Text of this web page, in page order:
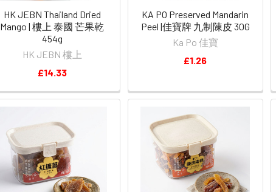
HK JEBN Thailand Dried
Mango | 樓上 泰國 芒果乾
454g
HK JEBN 樓上
£14.33
KA PO Preserved Mandarin
Peel |佳寶牌 九制陳皮 30G
Ka Po 佳寶
£1.26